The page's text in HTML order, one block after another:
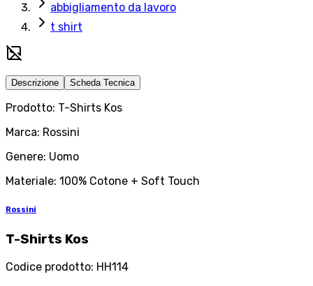
abbigliamento da lavoro
t shirt
Descrizione Scheda Tecnica
Prodotto: T-Shirts Kos
Marca: Rossini
Genere: Uomo
Materiale: 100% Cotone + Soft Touch
Rossini
T-Shirts Kos
Codice prodotto: HH114